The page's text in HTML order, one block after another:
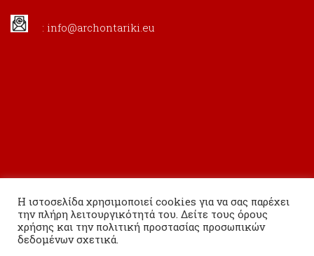
: info@archontariki.eu
Η ιστοσελίδα χρησιμοποιεί cookies για να σας παρέχει
την πλήρη λειτουργικότητά του. Δείτε τους όρους
χρήσης και την πολιτική προστασίας προσωπικών
δεδομένων σχετικά.